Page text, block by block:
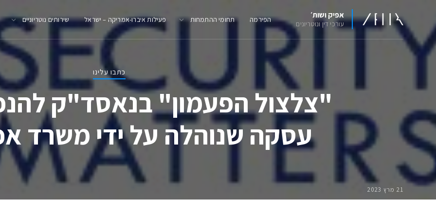
אפיק ושות׳
עורכי דין ונוטריונים הפירמה תחומי ההתמחות פעילות איברו-אמריקה – ישראל שירותים נוטריוניים
כתבו עלינו
עסקה שנוהלה על ידי משרד
21 מרץ 2023